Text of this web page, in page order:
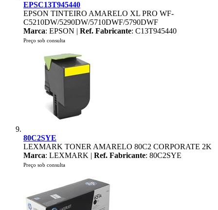
EPSC13T945440
EPSON TINTEIRO AMARELO XL PRO WF-
C5210DW/5290DW/5710DWF/5790DWF
Marca: EPSON | Ref. Fabricante: C13T945440
Preço sob consulta
80C2SYE
LEXMARK TONER AMARELO 80C2 CORPORATE 2K
Marca: LEXMARK | Ref. Fabricante: 80C2SYE
Preço sob consulta